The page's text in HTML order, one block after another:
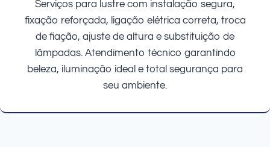
Serviços para lustre com instalação segura,
fixação reforçada, ligação elétrica correta, troca
de fiação, ajuste de altura e substituição de
lâmpadas. Atendimento técnico garantindo
beleza, iluminação ideal e total segurança para
seu ambiente.